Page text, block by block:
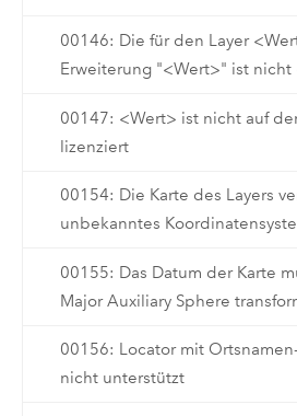
00146: Die für den Layer
Erweiterung "<Wert>" ist nicht
00147: <Wert> ist nicht auf
lizenziert
00154: Die Karte des Layers
unbekanntes
00155: Das Datum der Karte
Major Auxiliary Sphere
00156: Locator mit
nicht unterstützt